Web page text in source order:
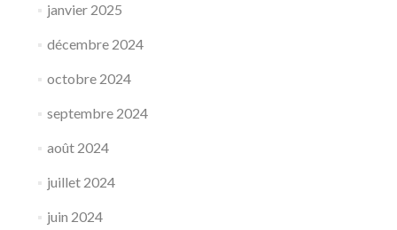
janvier 2025
décembre 2024
octobre 2024
septembre 2024
août 2024
juillet 2024
juin 2024